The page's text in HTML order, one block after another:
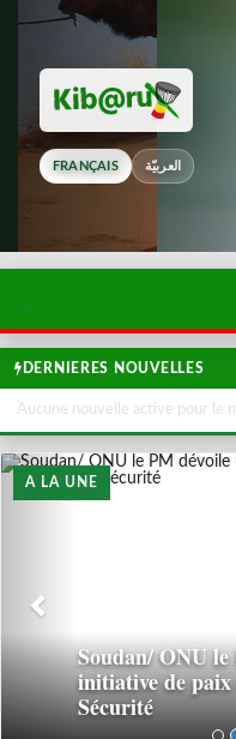
FRANÇAIS العربيّة
DERNIERES NOUVELLES
Aucune nouvelle active pour le
A LA UNE
Soudan/ ONU
initiative de paix
Sécurité